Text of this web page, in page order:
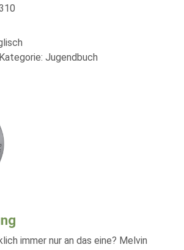
Jugendbuch
immer nur an das eine? Melvin